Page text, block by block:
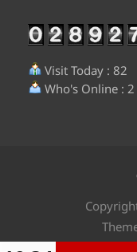
Visit Today : 82
Who's Online : 2
Proudly